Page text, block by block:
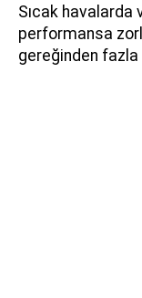
Sıcak
performansa
gereğinden